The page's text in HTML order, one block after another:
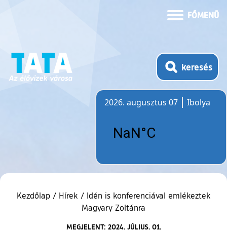
FŐMENÜ
keresés
2026. augusztus 07
Ibolya
Kezdőlap / Hírek / Idén is konferenciával emlékeztek
Magyary Zoltánra
MEGJELENT: 2024. JÚLIUS. 01.